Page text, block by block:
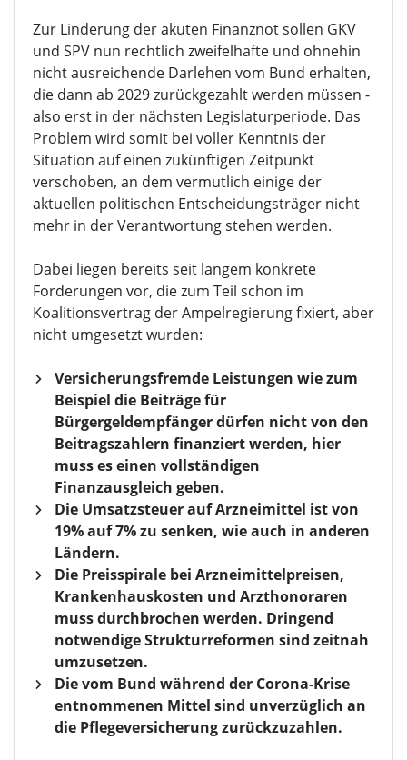
Zur Linderung der akuten Finanznot sollen GKV
und SPV nun rechtlich zweifelhafte und ohnehin
nicht ausreichende Darlehen vom Bund erhalten,
die dann ab 2029 zurückgezahlt werden müssen -
also erst in der nächsten Legislaturperiode. Das
Problem wird somit bei voller Kenntnis der
Situation auf einen zukünftigen Zeitpunkt
verschoben, an dem vermutlich einige der
aktuellen politischen Entscheidungsträger nicht
mehr in der Verantwortung stehen werden.
Dabei liegen bereits seit langem konkrete
Forderungen vor, die zum Teil schon im
Koalitionsvertrag der Ampelregierung fixiert, aber
nicht umgesetzt wurden:
Versicherungsfremde Leistungen wie zum
Beispiel die Beiträge für
Bürgergeldempfänger dürfen nicht von den
Beitragszahlern finanziert werden, hier
muss es einen vollständigen
Finanzausgleich geben.
Die Umsatzsteuer auf Arzneimittel ist von
19% auf 7% zu senken, wie auch in anderen
Ländern.
Die Preisspirale bei Arzneimittelpreisen,
Krankenhauskosten und Arzthonoraren
muss durchbrochen werden. Dringend
notwendige Strukturreformen sind zeitnah
umzusetzen.
Die vom Bund während der Corona-Krise
entnommenen Mittel sind unverzüglich an
die Pflegeversicherung zurückzuzahlen.